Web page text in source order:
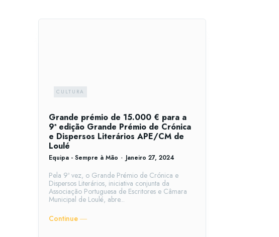
CULTURA
Grande prémio de 15.000 € para a
9ª edição Grande Prémio de Crónica
e Dispersos Literários APE/CM de
Loulé
Equipa - Sempre à Mão - Janeiro 27, 2024
Pela 9ª vez, o Grande Prémio de Crónica e
Dispersos Literários, iniciativa conjunta da
Associação Portuguesa de Escritores e Câmara
Municipal de Loulé, abre...
Continue ―